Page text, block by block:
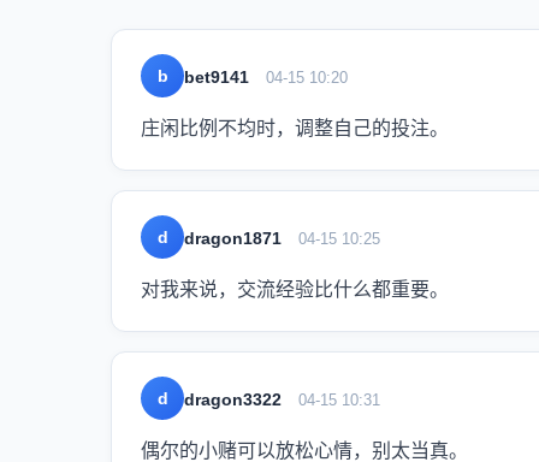
b bet9141 04-15 10:20
庄闲比例不均时，调整自己的投注。
d dragon1871 04-15 10:25
对我来说，交流经验比什么都重要。
d dragon3322 04-15 10:31
偶尔的小赌可以放松心情，别太当真。